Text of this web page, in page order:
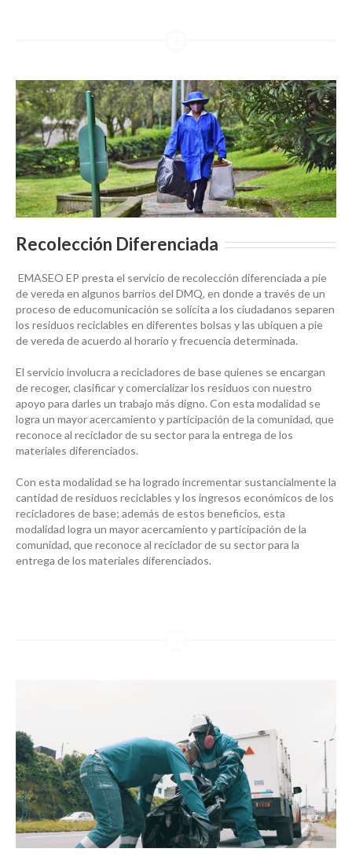
Recolección Diferenciada
EMASEO EP presta el servicio de recolección diferenciada a pie
de vereda en algunos barrios del DMQ, en donde a través de un
proceso de educomunicación se solicita a los ciudadanos separen
los residuos reciclables en diferentes bolsas y las ubiquen a pie
de vereda de acuerdo al horario y frecuencia determinada.
El servicio involucra a recicladores de base quienes se encargan
de recoger, clasificar y comercializar los residuos con nuestro
apoyo para darles un trabajo más digno. Con esta modalidad se
logra un mayor acercamiento y participación de la comunidad, que
reconoce al reciclador de su sector para la entrega de los
materiales diferenciados.
Con esta modalidad se ha logrado incrementar sustancialmente la
cantidad de residuos reciclables y los ingresos económicos de los
recicladores de base; además de estos beneficios, esta
modalidad logra un mayor acercamiento y participación de la
comunidad, que reconoce al reciclador de su sector para la
entrega de los materiales diferenciados.